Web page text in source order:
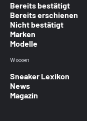
Bereits bestätigt
Bereits erschienen
Nicht bestätigt
Marken
Modelle
Wissen
Sneaker Lexikon
News
Magazin